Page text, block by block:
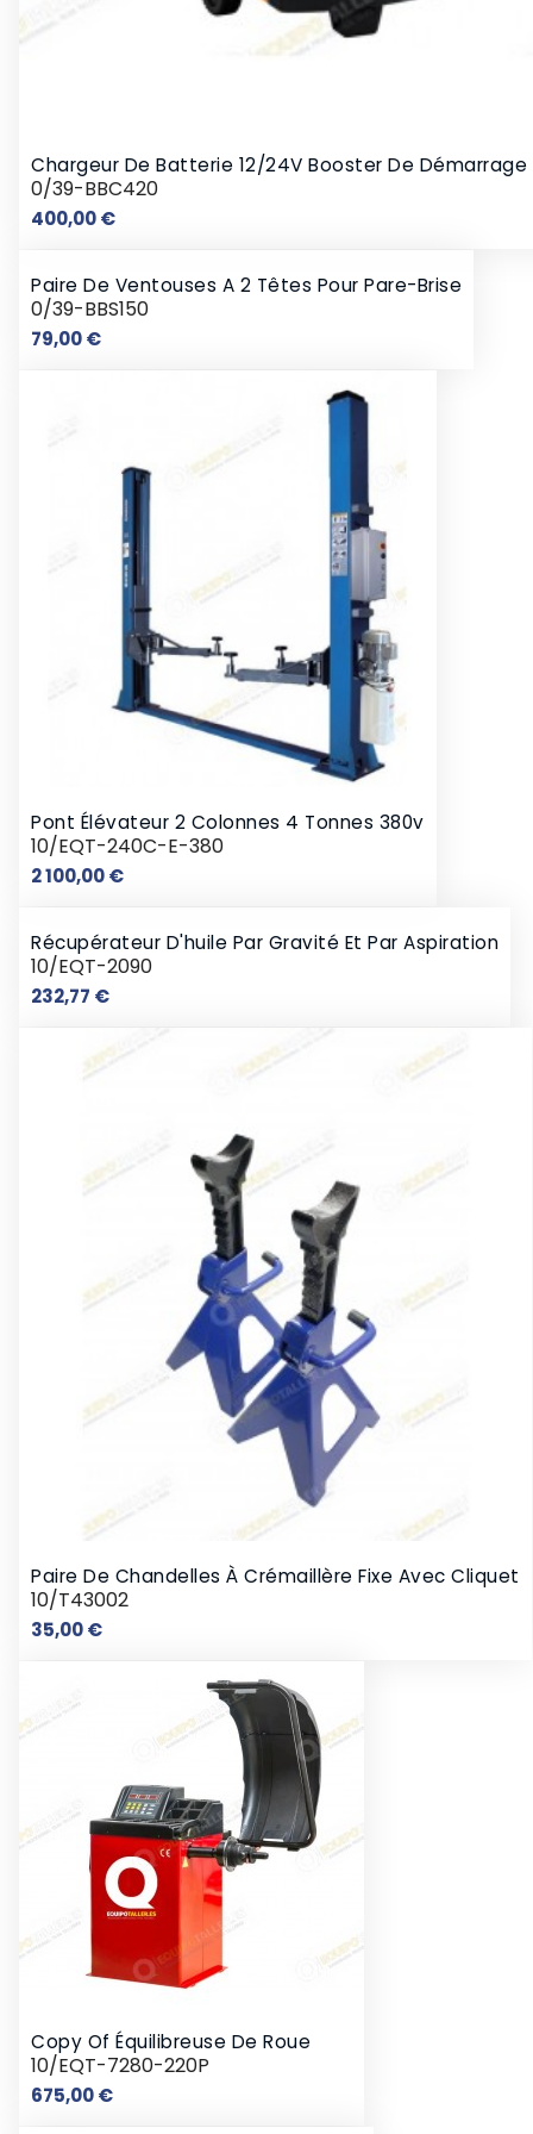
Chargeur De Batterie 12/24V Booster De Démarrage
0/39-BBC420
400,00 €Prix
Paire De Ventouses A 2 Têtes Pour Pare-Brise
0/39-BBS150
79,00 €Prix
Pont Élévateur 2 Colonnes 4 Tonnes 380v
10/EQT-240C-E-380
2 100,00 €Prix
Récupérateur D'huile Par Gravité Et Par Aspiration
10/EQT-2090
232,77 €Prix
Paire De Chandelles À Crémaillère Fixe Avec Cliquet
10/T43002
35,00 €Prix
Copy Of Équilibreuse De Roue
10/EQT-7280-220P
675,00 €Prix